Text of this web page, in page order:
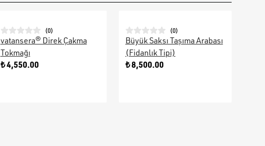
(0)
vatansera® Direk Çakma
Tokmağı
₺ 4,550.00
(0)
Büyük Saksı Taşıma Arabası
(Fidanlık Tipi)
₺ 8,500.00